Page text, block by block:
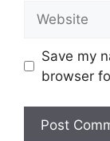
Save my
browser